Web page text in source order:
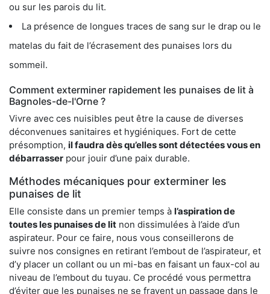
ou sur les parois du lit.
La présence de longues traces de sang sur le drap ou le
matelas du fait de l’écrasement des punaises lors du
sommeil.
Comment exterminer rapidement les punaises de lit à
Bagnoles-de-l'Orne ?
Vivre avec ces nuisibles peut être la cause de diverses
déconvenues sanitaires et hygiéniques. Fort de cette
présomption, il faudra dès qu’elles sont détectées vous en
débarrasser pour jouir d’une paix durable.
Méthodes mécaniques pour exterminer les
punaises de lit
Elle consiste dans un premier temps à l’aspiration de
toutes les punaises de lit non dissimulées à l’aide d’un
aspirateur. Pour ce faire, nous vous conseillerons de
suivre nos consignes en retirant l’embout de l’aspirateur, et
d’y placer un collant ou un mi-bas en faisant un faux-col au
niveau de l’embout du tuyau. Ce procédé vous permettra
d’éviter que les punaises ne se frayent un passage dans le